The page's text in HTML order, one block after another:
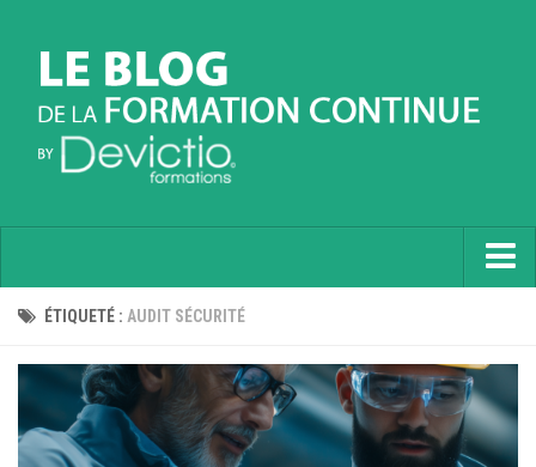
Accueil
Soft Skills
Prévention
ÉTIQUETÉ : AUDIT SÉCURITÉ